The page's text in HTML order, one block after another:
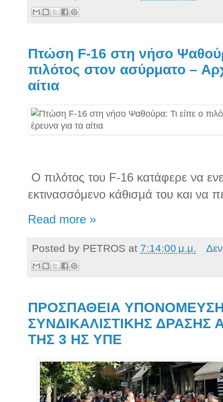
Πτώση F-16 στη νήσο
πιλότος στον ασύρματο –
αίτια
Ο πιλότος του F-16 κατάφερε να
εκτινασσόμενο κάθισμά του και να
Read more »
Posted by PETROS at 7:14:00 μ.μ.
ΠΡΟΣΠΑΘΕΙΑ
ΣΥΝΔΙΚΑΛΙΣΤΙΚΗΣ ΔΡΑΣΗΣ
ΤΗΣ 3 ΗΣ ΥΠΕ